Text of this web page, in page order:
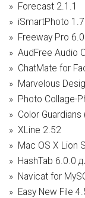
Forecast 2.1.1
iSmartPhoto
Freeway Pro
AudFree Audio
ChatMate for
Marvelous
Photo Collage-
Color Guardians
XLine 2.52
Mac OS X Lion
HashTab 6.0.0
Navicat for
Easy New File